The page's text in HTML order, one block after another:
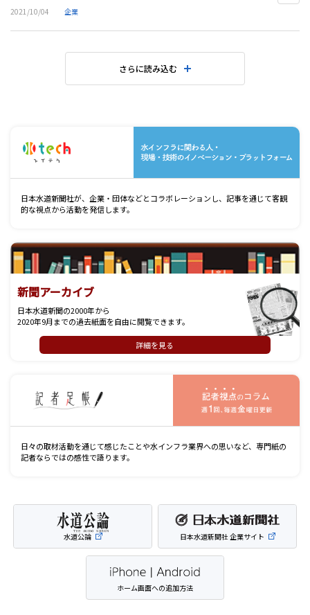
2021/10/04 企業
さらに読み込む
日本水道新聞社が、企業・団体などとコラボレーションし、記事を通じて客観
的な視点から活動を発信します。
新聞アーカイブ
日本水道新聞の2000年から
2020年9月までの過去紙面を自由に閲覧できます。
詳細を見る
日々の取材活動を通じて感じたことや水インフラ業界への思いなど、専門紙の
記者ならではの感性で語ります。
水道公論 日本水道新聞社 企業サイト
ホーム画面への追加方法